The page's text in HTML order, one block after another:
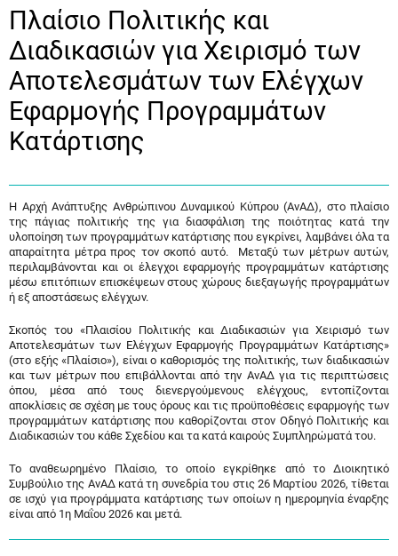
Πλαίσιο Πολιτικής και
Διαδικασιών για Χειρισμό των
Αποτελεσμάτων των Ελέγχων
Εφαρμογής Προγραμμάτων
Κατάρτισης
Η Αρχή Ανάπτυξης Ανθρώπινου Δυναμικού Κύπρου (ΑνΑΔ), στο πλαίσιο
της πάγιας πολιτικής της για διασφάλιση της ποιότητας κατά την
υλοποίηση των προγραμμάτων κατάρτισης που εγκρίνει, λαμβάνει όλα τα
απαραίτητα μέτρα προς τον σκοπό αυτό. Μεταξύ των μέτρων αυτών,
περιλαμβάνονται και οι έλεγχοι εφαρμογής προγραμμάτων κατάρτισης
μέσω επιτόπιων επισκέψεων στους χώρους διεξαγωγής προγραμμάτων
ή εξ αποστάσεως ελέγχων.
Σκοπός του «Πλαισίου Πολιτικής και Διαδικασιών για Χειρισμό των
Αποτελεσμάτων των Ελέγχων Εφαρμογής Προγραμμάτων Κατάρτισης»
(στο εξής «Πλαίσιο»), είναι ο καθορισμός της πολιτικής, των διαδικασιών
και των μέτρων που επιβάλλονται από την ΑνΑΔ για τις περιπτώσεις
όπου, μέσα από τους διενεργούμενους ελέγχους, εντοπίζονται
αποκλίσεις σε σχέση με τους όρους και τις προϋποθέσεις εφαρμογής των
προγραμμάτων κατάρτισης που καθορίζονται στον Οδηγό Πολιτικής και
Διαδικασιών του κάθε Σχεδίου και τα κατά καιρούς Συμπληρώματά του.
Το αναθεωρημένο Πλαίσιο, το οποίο εγκρίθηκε από το Διοικητικό
Συμβούλιο της ΑνΑΔ κατά τη συνεδρία του στις 26 Μαρτίου 2026, τίθεται
σε ισχύ για προγράμματα κατάρτισης των οποίων η ημερομηνία έναρξης
είναι από 1η Μαΐου 2026 και μετά.